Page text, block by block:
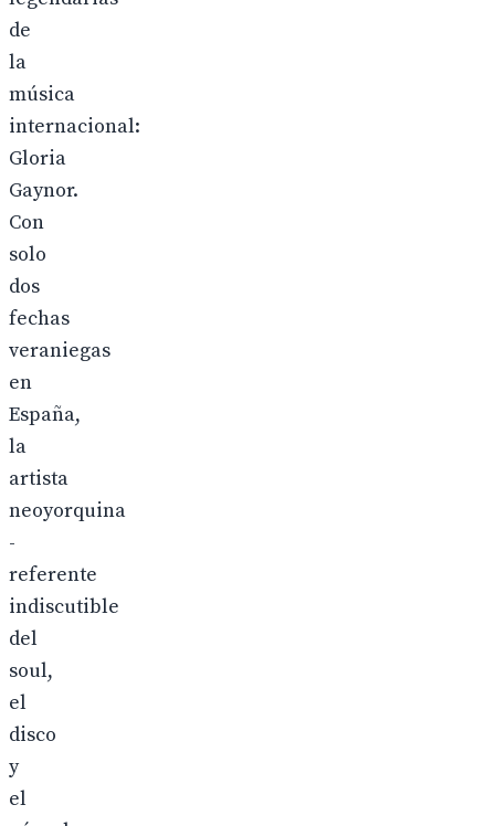
de
la
música
internacional:
Gloria
Gaynor.
Con
solo
dos
fechas
veraniegas
en
España,
la
artista
neoyorquina
-
referente
indiscutible
del
soul,
el
disco
y
el